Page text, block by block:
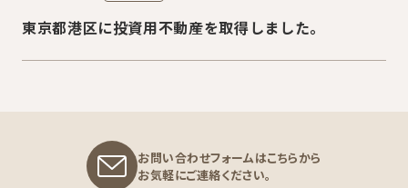
東京都港区に投資用不動産を取得しました。
お問い合わせフォームはこちらから
お気軽にご連絡ください。